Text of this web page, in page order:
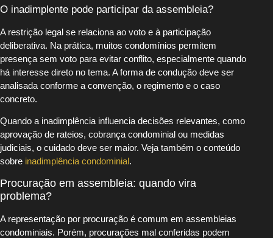
O inadimplente pode participar da assembleia?
A restrição legal se relaciona ao voto e à participação
deliberativa. Na prática, muitos condomínios permitem
presença sem voto para evitar conflito, especialmente quando
há interesse direto no tema. A forma de condução deve ser
analisada conforme a convenção, o regimento e o caso
concreto.
Quando a inadimplência influencia decisões relevantes, como
aprovação de rateios, cobrança condominial ou medidas
judiciais, o cuidado deve ser maior. Veja também o conteúdo
sobre inadimplência condominial.
Procuração em assembleia: quando vira
problema?
A representação por procuração é comum em assembleias
condominiais. Porém, procurações mal conferidas podem